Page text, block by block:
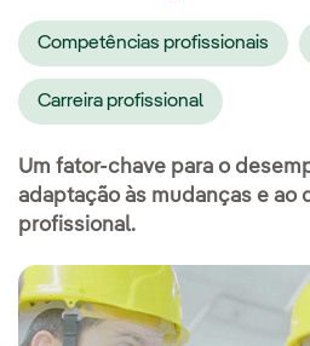
Competências profissionais
Carreira profissional
Um fator-chave para o
adaptação às mudanças e ao
profissional.